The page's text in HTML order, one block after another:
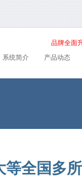
品牌全面
系统简介 产品动态
全国多